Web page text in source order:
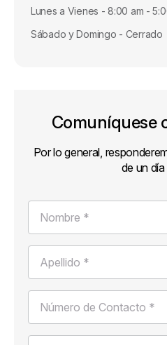
Lunes a Vienes - 8:00 am -
Sábado y Domingo - Cerrado
Comuníquese
Por lo general,
de un día